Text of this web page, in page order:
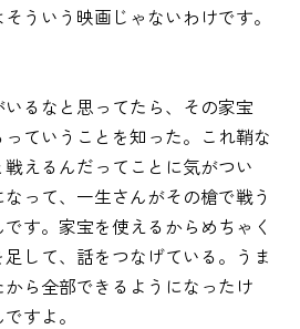
そういう映画じゃないわけです。
るなと思ってたら、その家宝
ていうことを知った。これ鞘な
えるんだってことに気がつい
って、一生さんがその槍で戦う
す。家宝を使えるからめちゃく
して、話をつなげている。うま
から全部できるようになったけ
すよ。